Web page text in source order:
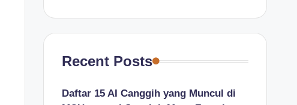
Recent Posts
Daftar 15 AI Canggih yang Muncul di